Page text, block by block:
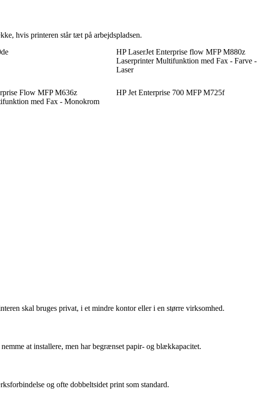
hvis printeren står tæt på arbejdspladsen.
HP LaserJet Enterprise flow MFP M880z
Laserprinter Multifunktion med Fax - Farve -
Laser
Flow MFP M636z
med Fax - Monokrom
HP Jet Enterprise 700 MFP M725f
skal bruges privat, i et mindre kontor eller i en større virksomhed.
at installere, men har begrænset papir- og blækkapacitet.
og ofte dobbeltsidet print som standard.